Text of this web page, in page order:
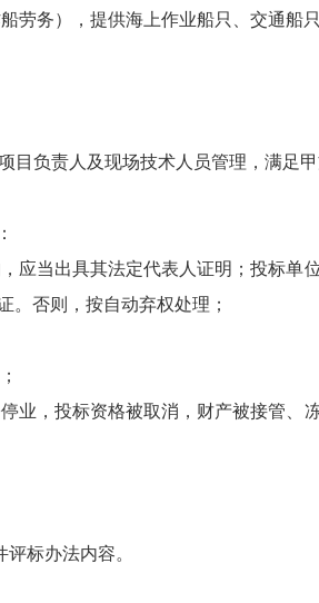
劳务），提供海上作业船只、交通
负责人及现场技术人员管理，满足
应当出具其法定代表人证明；投标
。否则，按自动弃权处理；
业，投标资格被取消，财产被接管
标办法内容。